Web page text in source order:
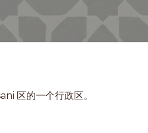
区的一个行政区。